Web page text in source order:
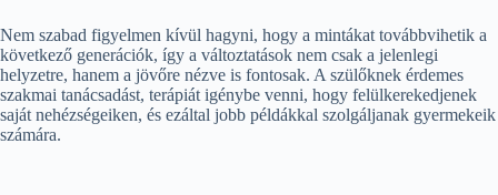
Nem szabad figyelmen kívül hagyni, hogy a mintákat továbbvihetik a
következő generációk, így a változtatások nem csak a jelenlegi
helyzetre, hanem a jövőre nézve is fontosak. A szülőknek érdemes
szakmai tanácsadást, terápiát igénybe venni, hogy felülkerekedjenek
saját nehézségeiken, és ezáltal jobb példákkal szolgáljanak gyermekeik
számára.